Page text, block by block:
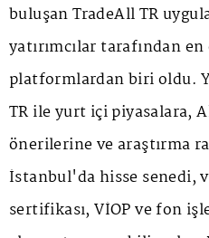
buluşan TradeAll TR
yatırımcılar tarafından
platformlardan biri oldu.
TR ile yurt içi piyasalara,
önerilerine ve araştırma
İstanbul'da hisse senedi,
sertifikası, VİOP ve fon